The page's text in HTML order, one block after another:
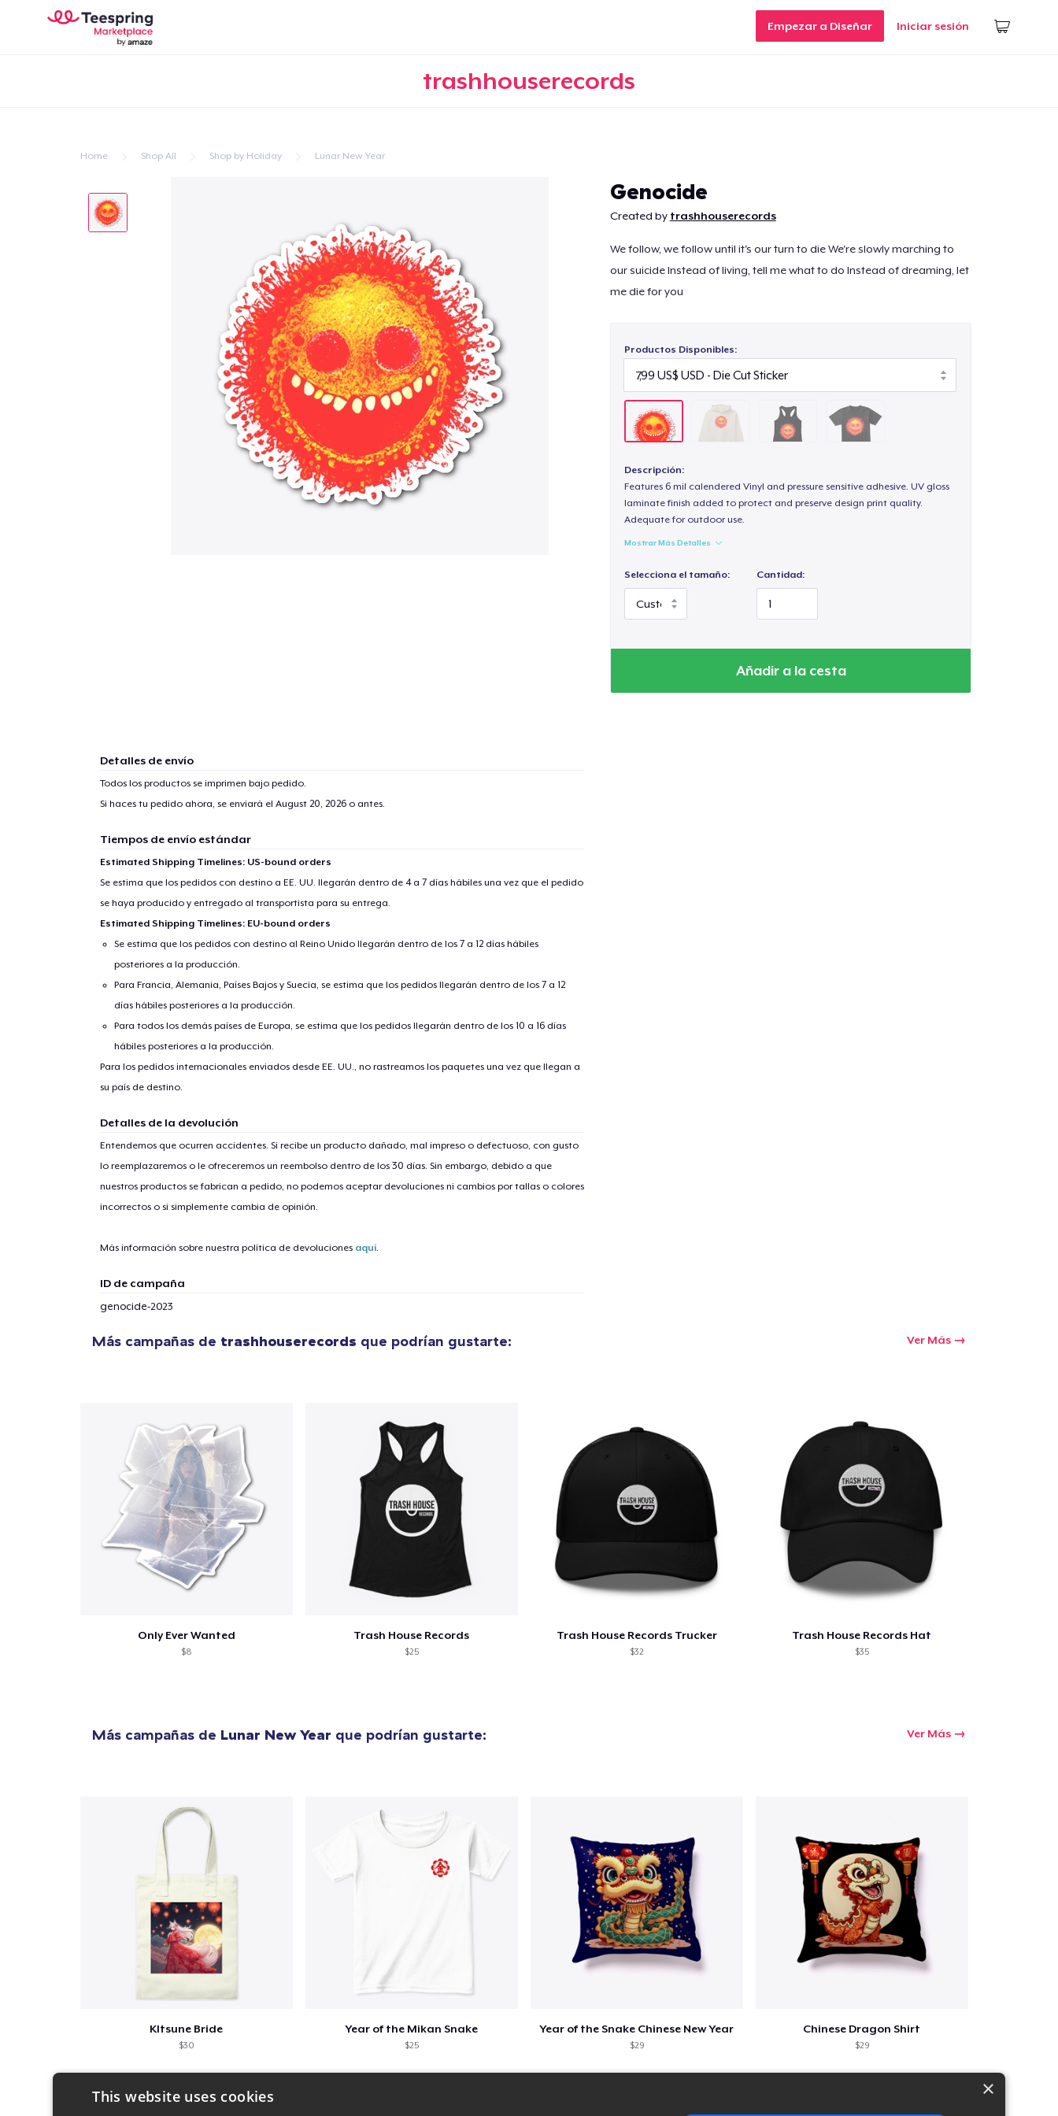
Empezar a Diseñar Iniciar sesión
trashhouserecords
Home Shop All Shop by Holiday Lunar New Year
Genocide
Created by trashhouserecords
We follow, we follow until it's our turn to die We're slowly marching to
our suicide Instead of living, tell me what to do Instead of dreaming, let
me die for you
Productos Disponibles:
Descripción:
Features 6 mil calendered Vinyl and pressure sensitive adhesive. UV gloss
laminate finish added to protect and preserve design print quality.
Adequate for outdoor use.
Mostrar Más Detalles
Selecciona el tamaño: Cantidad:
Añadir a la cesta
Detalles de envío
Todos los productos se imprimen bajo pedido.
Si haces tu pedido ahora, se enviará el August 20, 2026o antes.
Tiempos de envío estándar
Estimated Shipping Timelines: US-bound orders
Se estima que los pedidos con destino a EE. UU. llegarán dentro de 4 a 7 días hábiles una vez que el pedido
se haya producido y entregado al transportista para su entrega.
Estimated Shipping Timelines: EU-bound orders
Se estima que los pedidos con destino al Reino Unido llegarán dentro de los 7 a 12 días hábiles
posteriores a la producción.
Para Francia, Alemania, Países Bajos y Suecia, se estima que los pedidos llegarán dentro de los 7 a 12
días hábiles posteriores a la producción.
Para todos los demás países de Europa, se estima que los pedidos llegarán dentro de los 10 a 16 días
hábiles posteriores a la producción.
Para los pedidos internacionales enviados desde EE. UU., no rastreamos los paquetes una vez que llegan a
su país de destino.
Detalles de la devolución
Entendemos que ocurren accidentes. Si recibe un producto dañado, mal impreso o defectuoso, con gusto
lo reemplazaremos o le ofreceremos un reembolso dentro de los 30 días. Sin embargo, debido a que
nuestros productos se fabrican a pedido, no podemos aceptar devoluciones ni cambios por tallas o colores
incorrectos o si simplemente cambia de opinión.
Más información sobre nuestra política de devoluciones aquí.
ID de campaña
genocide-2023
Más campañas de trashhouserecords que podrían gustarte: Ver Más
Only Ever Wanted
$8
Trash House Records
$25
Trash House Records Trucker
$32
Trash House Records Hat
$35
Más campañas de Lunar New Year que podrían gustarte: Ver Más
KItsune Bride
$30
Year of the Mikan Snake
$25
Year of the Snake Chinese New Year
$29
Chinese Dragon Shirt
$29
1artículo añadido al carrito
Women's Racerback Tank
24,99 US$
Next Level 3600 | Premium Ring-Spun Cotton T-Shirt
26,99 US$
×
This website uses cookies